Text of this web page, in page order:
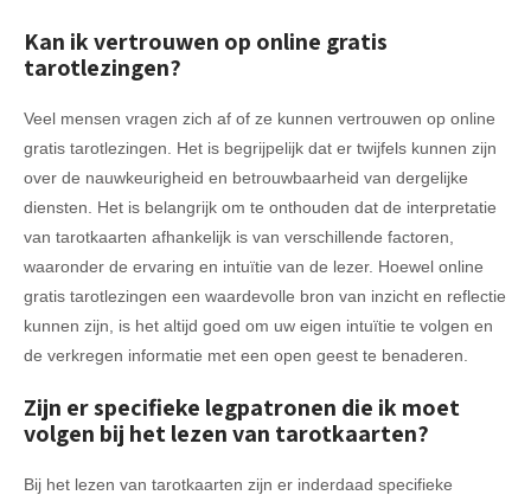
Kan ik vertrouwen op online gratis
tarotlezingen?
Veel mensen vragen zich af of ze kunnen vertrouwen op online
gratis tarotlezingen. Het is begrijpelijk dat er twijfels kunnen zijn
over de nauwkeurigheid en betrouwbaarheid van dergelijke
diensten. Het is belangrijk om te onthouden dat de interpretatie
van tarotkaarten afhankelijk is van verschillende factoren,
waaronder de ervaring en intuïtie van de lezer. Hoewel online
gratis tarotlezingen een waardevolle bron van inzicht en reflectie
kunnen zijn, is het altijd goed om uw eigen intuïtie te volgen en
de verkregen informatie met een open geest te benaderen.
Zijn er specifieke legpatronen die ik moet
volgen bij het lezen van tarotkaarten?
Bij het lezen van tarotkaarten zijn er inderdaad specifieke